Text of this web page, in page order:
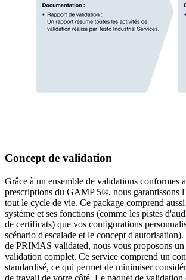
Concept de validation
Grâce à un ensemble de validations conformes
prescriptions du GAMP 5®, nous garantissons
tout le cycle de vie. Ce package comprend
système et ses fonctions (comme les pistes
de certificats) que vos configurations
scénario d'escalade et le concept
de PRIMAS validated, nous vous proposons un
validation complet. Ce service comprend un
standardisé, ce qui permet de minimiser
de travail de votre côté. Le paquet de validation